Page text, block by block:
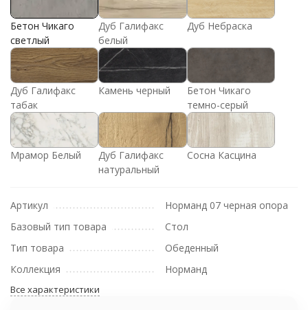
Бетон Чикаго
светлый
Дуб Галифакс
белый
Дуб Небраска
Дуб Галифакс
табак
Камень черный
Бетон Чикаго
темно-серый
Мрамор Белый
Дуб Галифакс
натуральный
Сосна Касцина
Артикул
Норманд 07 черная опора
Базовый тип товара
Стол
Тип товара
Обеденный
Коллекция
Норманд
Все характеристики